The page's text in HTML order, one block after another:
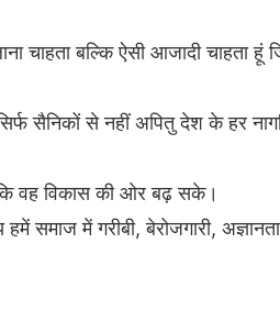
चाहता बल्कि ऐसी आजादी चाहता
सैनिकों से नहीं अपितु देश के हर
वह विकास की ओर बढ़ सके।
समाज में गरीबी, बेरोजगारी,